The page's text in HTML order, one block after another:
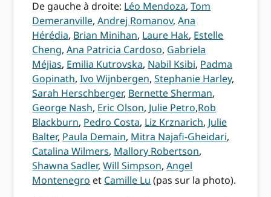
De gauche à droite: Léo Mendoza,Tom
Demeranville,Andrej Romanov,Ana
Hérédia, Brian Minihan, Laure Hak, Estelle
Cheng,Ana Patricia Cardoso, Gabriela
Méjias, Emilia Kutrovska, Nabil Ksibi, Padma
Gopinath,Ivo Wijnbergen,Stephanie Harley,
Sarah Herschberger, Bernette Sherman,
George Nash, Eric Olson, Julie Petro,Rob
Blackburn, Pedro Costa, Liz Krznarich, Julie
Balter, Paula Demain, Mitra Najafi-Gheidari,
Catalina Wilmers, Mallory Robertson,
Shawna Sadler,Will Simpson,Angel
Montenegro et Camille Lu (pas sur la photo).